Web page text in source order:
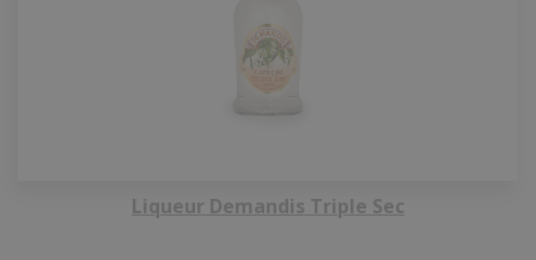
Liqueur Demandis Triple Sec